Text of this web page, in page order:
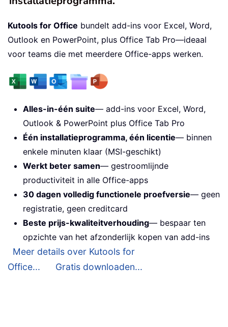
Kutools for Office bundelt add-ins voor Excel, Word,
Outlook en PowerPoint, plus Office Tab Pro—ideaal
voor teams die met meerdere Office-apps werken.
Alles-in-één suite— add-ins voor Excel, Word,
Outlook & PowerPoint plus Office Tab Pro
Één installatieprogramma, één licentie— binnen
enkele minuten klaar (MSI-geschikt)
Werkt beter samen— gestroomlijnde
productiviteit in alle Office-apps
30 dagen volledig functionele proefversie— geen
registratie, geen creditcard
Beste prijs-kwaliteitverhouding— bespaar ten
opzichte van het afzonderlijk kopen van add-ins
Meer details over Kutools for
Office...
Gratis downloaden...